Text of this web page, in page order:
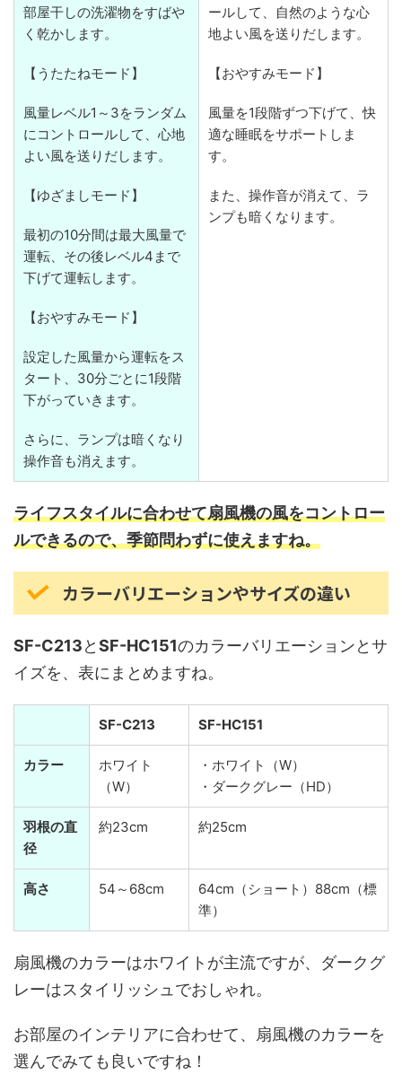
部屋干しの洗濯物をすばや
く乾かします。
【うたたねモード】
風量レベル1～3をランダム
にコントロールして、心地
よい風を送りだします。
【ゆざましモード】
最初の10分間は最大風量で
運転、その後レベル4まで
下げて運転します。
【おやすみモード】
設定した風量から運転をス
タート、30分ごとに1段階
下がっていきます。
さらに、ランプは暗くなり
操作音も消えます。
ールして、自然のような心
地よい風を送りだします。
【おやすみモード】
風量を1段階ずつ下げて、快
適な睡眠をサポートしま
す。
また、操作音が消えて、ラ
ンプも暗くなります。
ライフスタイルに合わせて扇風機の風をコントロー
ルできるので、季節問わずに使えますね。
カラーバリエーションやサイズの違い
SF-C213とSF-HC151のカラーバリエーションとサ
イズを、表にまとめますね。
SF-C213 SF-HC151
カラー
ホワイト
（W）
・ホワイト（W）
・ダークグレー（HD）
羽根の直
径
約23cm 約25cm
高さ 54～68cm
64cm（ショート）88cm（標
準）
扇風機のカラーはホワイトが主流ですが、ダークグ
レーはスタイリッシュでおしゃれ。
お部屋のインテリアに合わせて、扇風機のカラーを
選んでみても良いですね！